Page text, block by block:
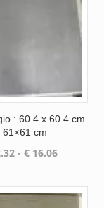
: 60.4 x 60.4 cm
61×61 cm
- € 16.06
€ 16.06